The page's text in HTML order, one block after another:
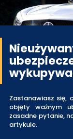
Zastanawiasz się,
objęty ważnym
zasadne pytanie,
artykule.